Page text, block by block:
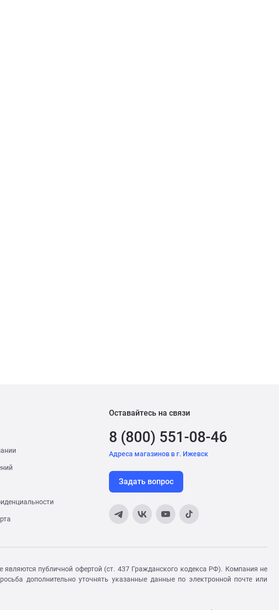
Оставайтесь на связи
8 (800) 551-08-46
Адреса магазинов в г. Ижевск
Задать вопрос
публичной офертой (ст. 437 Гражданского кодекса РФ). Компания не
дополнительно уточнять указанные данные по электронной почте или